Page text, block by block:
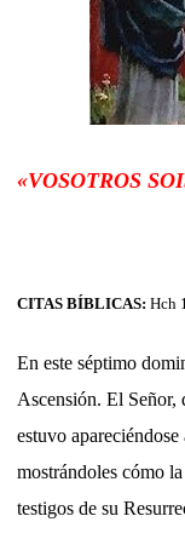
«VOSOTROS
CITAS BÍBLICAS: Hch
En este séptimo
Ascensión. El Señor,
estuvo
mostrándoles cómo
testigos de su